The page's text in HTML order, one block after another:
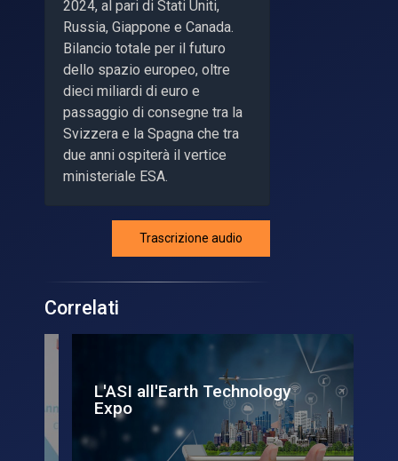
2024, al pari di Stati Uniti,
Russia, Giappone e Canada.
Bilancio totale per il futuro
dello spazio europeo, oltre
dieci miliardi di euro e
passaggio di consegne tra la
Svizzera e la Spagna che tra
due anni ospiterà il vertice
ministeriale ESA.
Trascrizione audio
Correlati
L'ASI all'Earth Technology
Expo